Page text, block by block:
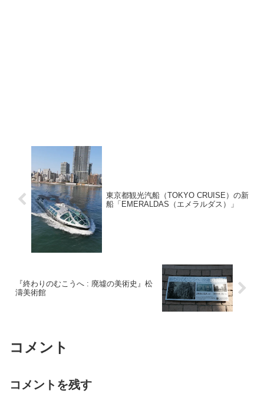
東京都観光汽船（TOKYO CRUISE）の新
船「EMERALDAS（エメラルダス）」
『終わりのむこうへ : 廃墟の美術史』松
濤美術館
コメント
コメントを残す